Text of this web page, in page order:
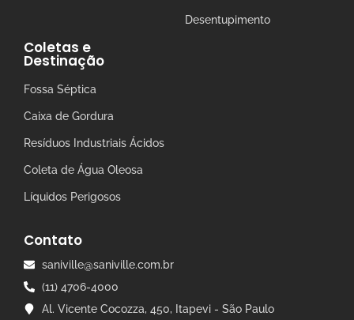
Desentupimento
Coletas e
Destinação
Fossa Séptica
Caixa de Gordura
Resíduos Industriais Ácidos
Coleta de Água Oleosa
Líquidos Perigosos
Contato
saniville@saniville.com.br
(11) 4706-4000
Al. Vicente Cocozza, 450, Itapevi - São Paulo